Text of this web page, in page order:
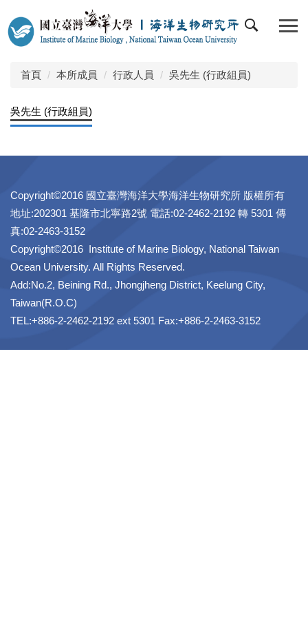
到
主
首頁 本所成員 行政人員 吳先生 (行政組員)
吳先生 (行政組員)
Copyright©2016 國立臺灣海洋大學海洋生物研究所 版權所有
地址:202301 基隆市北寧路2號 電話:02-2462-2192 轉 5301 傳
真:02-2463-3152
Copyright©2016 Institute of Marine Biology, National Taiwan
Ocean University. All Rights Reserved.
Add:No.2, Beining Rd., Jhongjheng District, Keelung City,
Taiwan(R.O.C)
TEL:+886-2-2462-2192 ext 5301 Fax:+886-2-2463-3152